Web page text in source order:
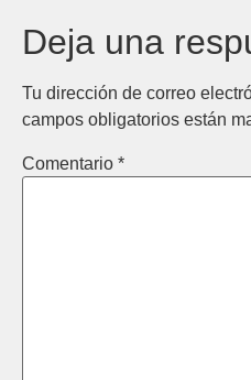
Deja una
Tu dirección de correo
campos obligatorios están
Comentario *